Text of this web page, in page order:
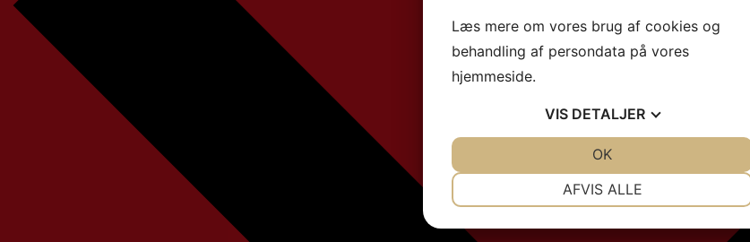
Læs mere om vores brug af cookies og
behandling af persondata på vores
hjemmeside.
VIS DETALJER
AFVIS ALLE
OK